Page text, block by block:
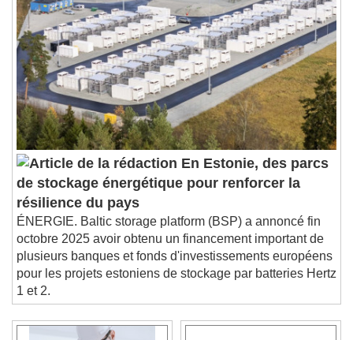
En Estonie, des parcs
de stockage énergétique pour renforcer la
résilience du pays
ÉNERGIE. Baltic storage platform (BSP) a annoncé fin
octobre 2025 avoir obtenu un financement important de
plusieurs banques et fonds d'investissements européens
pour les projets estoniens de stockage par batteries Hertz
1 et 2.